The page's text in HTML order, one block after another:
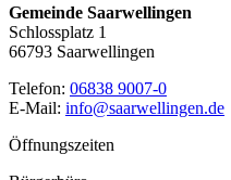
Gemeinde Saarwellingen
Schlossplatz 1
66793 Saarwellingen
Telefon: 06838 9007-0
E-Mail: info@saarwellingen.de
Öffnungszeiten